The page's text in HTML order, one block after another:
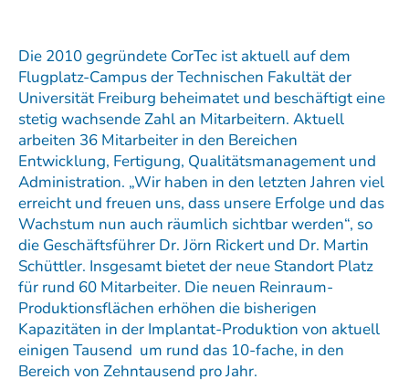
Die 2010 gegründete CorTec ist aktuell auf dem
Flugplatz-Campus der Technischen Fakultät der
Universität Freiburg beheimatet und beschäftigt eine
stetig wachsende Zahl an Mitarbeitern. Aktuell
arbeiten 36 Mitarbeiter in den Bereichen
Entwicklung, Fertigung, Qualitätsmanagement und
Administration. „Wir haben in den letzten Jahren viel
erreicht und freuen uns, dass unsere Erfolge und das
Wachstum nun auch räumlich sichtbar werden“, so
die Geschäftsführer Dr. Jörn Rickert und Dr. Martin
Schüttler. Insgesamt bietet der neue Standort Platz
für rund 60 Mitarbeiter. Die neuen Reinraum-
Produktionsflächen erhöhen die bisherigen
Kapazitäten in der Implantat-Produktion von aktuell
einigen Tausend um rund das 10-fache, in den
Bereich von Zehntausend pro Jahr.